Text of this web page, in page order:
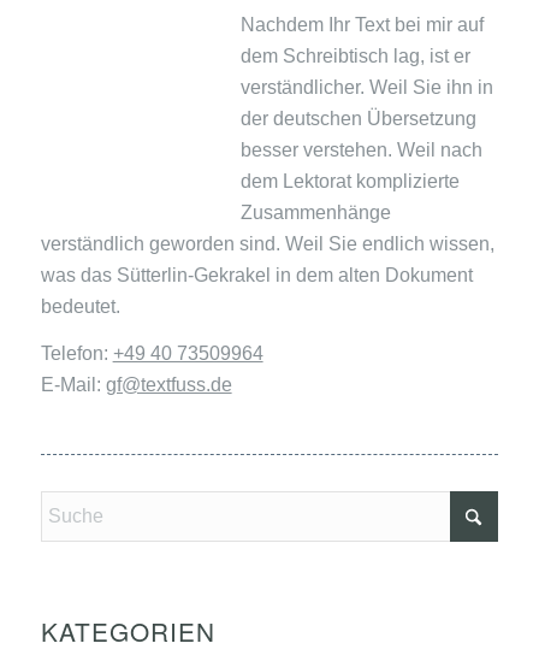
Nachdem Ihr Text bei mir auf
dem Schreibtisch lag, ist er
verständlicher. Weil Sie ihn in
der deutschen Übersetzung
besser verstehen. Weil nach
dem Lektorat komplizierte
Zusammenhänge
verständlich geworden sind. Weil Sie endlich wissen,
was das Sütterlin-Gekrakel in dem alten Dokument
bedeutet.
Telefon: +49 40 73509964
E-Mail: gf@textfuss.de
KATEGORIEN